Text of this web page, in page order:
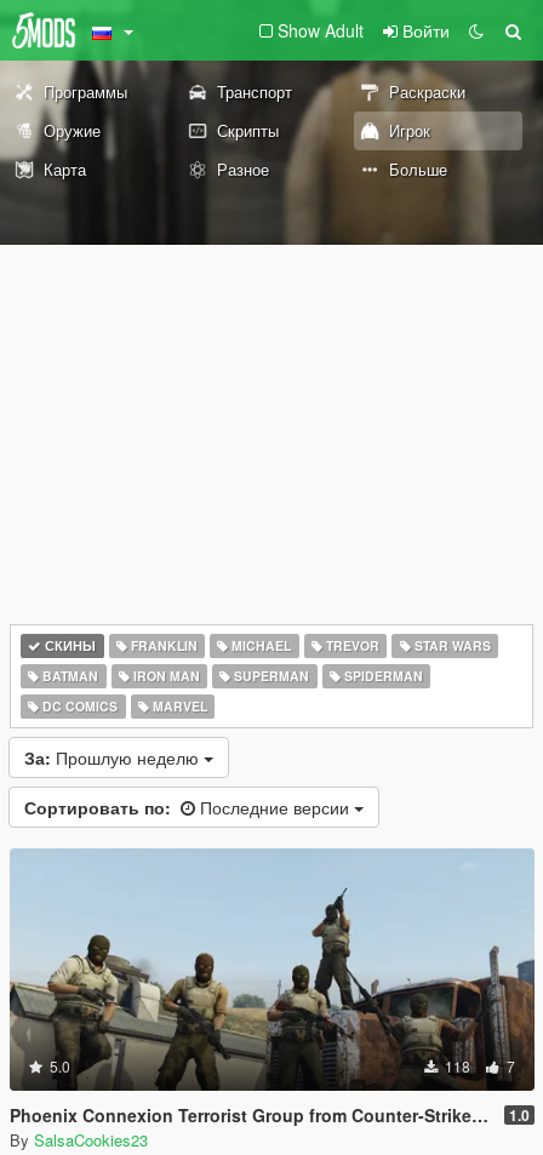
Show Adult Войти
Программы Транспорт
Раскраски
Оружие
Скрипты
Игрок
Карта
Разное Больше
СКИНЫ FRANKLIN MICHAEL TREVOR
STAR WARS
BATMAN
IRON MAN SUPERMAN
SPIDERMAN
DC COMICS
MARVEL
За: Прошлую неделю
Сортировать по: Последние версии
5.0 118 7
Phoenix Connexion Terrorist Group from Counter-Strike: Global Offensive (Shattered Web + Broken Fang skins included) 1.0
By SalsaCookies23